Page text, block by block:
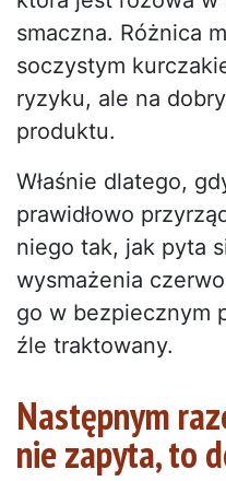
smaczna. Różnica
soczystym
ryzyku, ale na
produktu.
Właśnie dlatego,
prawidłowo
niego tak, jak pyta
wysmażenia
go w bezpiecznym
źle traktowany.
Następnym
nie zapyta, to